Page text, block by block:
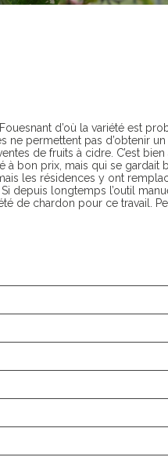
d’où la variété est
ne permettent pas d’obtenir
de fruits à cidre. C’est
à bon prix, mais qui se
les résidences y ont
depuis longtemps l’outil
de chardon pour ce travail.